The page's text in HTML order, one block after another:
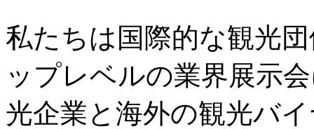
私たちは国際的な観光
ップレベルの業界展示
光企業と海外の観光バ